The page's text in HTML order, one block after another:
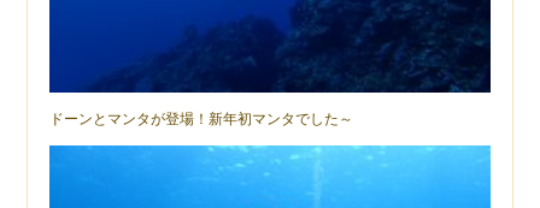
ドーンとマンタが登場！新年初マンタでした～